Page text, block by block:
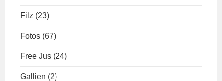
Filz (23)
Fotos (67)
Free Jus (24)
Gallien (2)